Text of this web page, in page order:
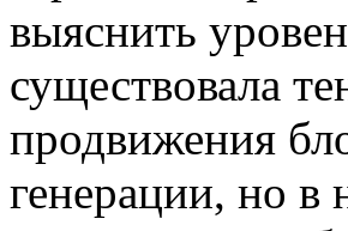
выяснить
существовала
продвижения
генерации, но в